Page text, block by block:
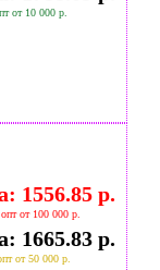
от 10 000 р.
1556.85 р.
от 100 000 р.
1665.83 р.
от 50 000 р.